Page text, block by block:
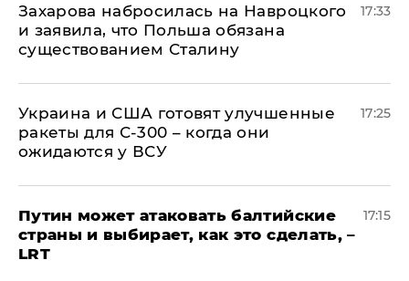
​Захарова набросилась на Навроцкого
и заявила, что Польша обязана
существованием Сталину
17:33
Украина и США готовят улучшенные
ракеты для С-300 – когда они
ожидаются у ВСУ
17:25
Путин может атаковать балтийские
страны и выбирает, как это сделать, –
LRT
17:15